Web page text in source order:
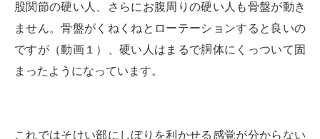
股関節の硬い人、さらにお腹周りの硬い人も骨盤が動き
ません。骨盤がくねくねとローテーションすると良いの
ですが（動画１）、硬い人はまるで胴体にくっついて固
まったようになっています。
これではそけい部にしぼりを利かせる感覚が分からない